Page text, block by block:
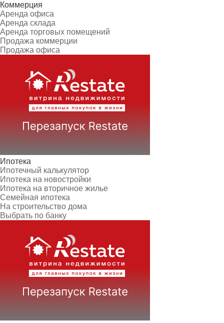
Коммерция
Аренда офиса
Аренда склада
Аренда торговых помещений
Продажа коммерции
Продажа офиса
Ипотека
Ипотечный калькулятор
Ипотека на новостройки
Ипотека на вторичное жилье
Семейная ипотека
На строительство дома
Выбрать по банку